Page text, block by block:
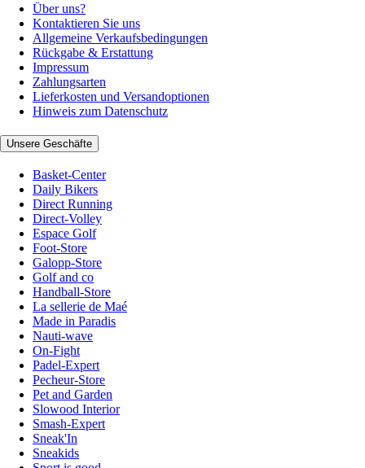
Über uns?
Kontaktieren Sie uns
Allgemeine Verkaufsbedingungen
Rückgabe & Erstattung
Impressum
Zahlungsarten
Lieferkosten und Versandoptionen
Hinweis zum Datenschutz
Unsere Geschäfte
Basket-Center
Daily Bikers
Direct Running
Direct-Volley
Espace Golf
Foot-Store
Galopp-Store
Golf and co
Handball-Store
La sellerie de Maé
Made in Paradis
Nauti-wave
On-Fight
Padel-Expert
Pecheur-Store
Pet and Garden
Slowood Interior
Smash-Expert
Sneak'In
Sneakids